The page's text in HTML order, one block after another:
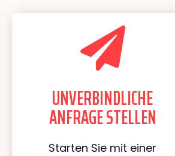
UNVERBINDLICHE
ANFRAGE STELLEN
Starten Sie mit einer